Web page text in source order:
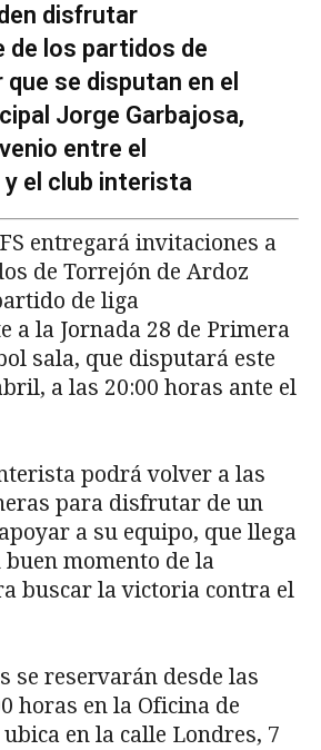
disfrutar
los partidos de
se disputan en el
Jorge Garbajosa,
entre el
el club interista
entregará invitaciones a
de Torrejón de Ardoz
de liga
a la Jornada 28 de Primera
sala, que disputará este
a las 20:00 horas ante el
podrá volver a las
para disfrutar de un
a su equipo, que llega
buen momento de la
buscar la victoria contra el
se reservarán desde las
horas en la Oficina de
en la calle Londres, 7